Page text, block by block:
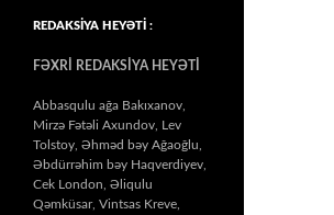
REDAKSİYA HEYƏTİ :
FƏXRİ REDAKSİYA HEYƏTİ
Abbasqulu ağa Bakıxanov,
Mirzə Fətəli Axundov, Lev
Tolstoy, Əhməd bəy Ağaoğlu,
Əbdürrəhim bəy Haqverdiyev,
Cek London, Əliqulu
Qəmküsar, Vintsas Kreve,